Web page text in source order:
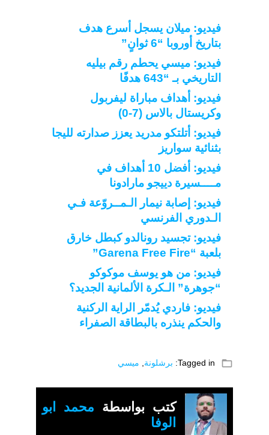
فيديو: ميلان يسجل أسرع هدف
بتاريخ أوروبا “6 ثوانٍ”
فيديو: ميسي يحطم رقم بيليه
التاريخي بـ “643 هدفًا
فيديو: أهداف مباراة ليفربول
وكريستال بالاس (7-0)
فيديو: أتلتكو مدريد يعزز صدارته لليجا
بثنائية سواريز
فيديو: أفضل 10 أهداف في
مــــسيرة دييجو مارادونا
فيديو: إصابة نيمار الـمــروّعة فـي
الـدوري الفرنسي
فيديو: تجسيد رونالدو كبطل خارق
بلعبة “Garena Free Fire”
فيديو: من هو يوسف موكوكو
“جوهرة” الـكرة الألمانية الجديد؟
فيديو: فاردي يُدمّر الراية الركنية
والحكم ينذره بالبطاقة الصفراء
folder_open
Tagged in: برشلونة ميسي
كتب بواسطة محمد ابو
الوفا